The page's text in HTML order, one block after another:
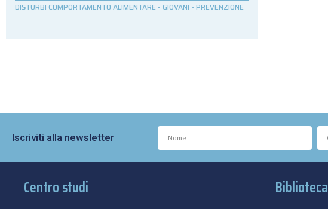
DISTURBI COMPORTAMENTO ALIMENTARE - GIOVANI - PREVENZIONE
Iscriviti alla newsletter
Centro studi Biblioteca